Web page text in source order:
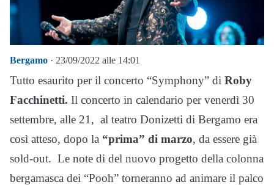
Bergamo · 23/09/2022 alle 14:01
Tutto esaurito per il concerto “Symphony” di Roby
Facchinetti. Il concerto in calendario per venerdì 30
settembre, alle 21, al teatro Donizetti di Bergamo era
così atteso, dopo la “prima” di marzo, da essere già
sold-out. Le note di del nuovo progetto della colonna
bergamasca dei “Pooh” torneranno ad animare il palco